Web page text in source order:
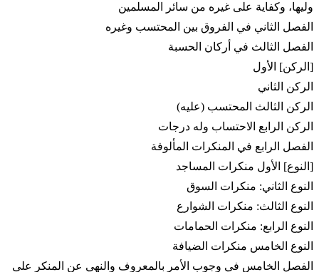
وليها، وكفاية على غيره من سائر المسلمين
الفصل الثاني في الفروق بين المحتسب وغيره
الفصل الثالث في أركان الحسبة
[الركن] الأول
الركن الثاني
الركن الثالث المحتسب (عليه)
الركن الرابع الاحتساب وله درجات
الفصل الرابع في المنكرات المألوفة
[النوع] الأول منكرات المساجد
النوع الثاني: منكرات السوق
النوع الثالث: منكرات الشوارع
النوع الرابع: منكرات الحمامات
النوع الخامس منكرات الضيافة
الفصل الخامس في وجوب الأمر بالمعروف والنهي عن المنكر على